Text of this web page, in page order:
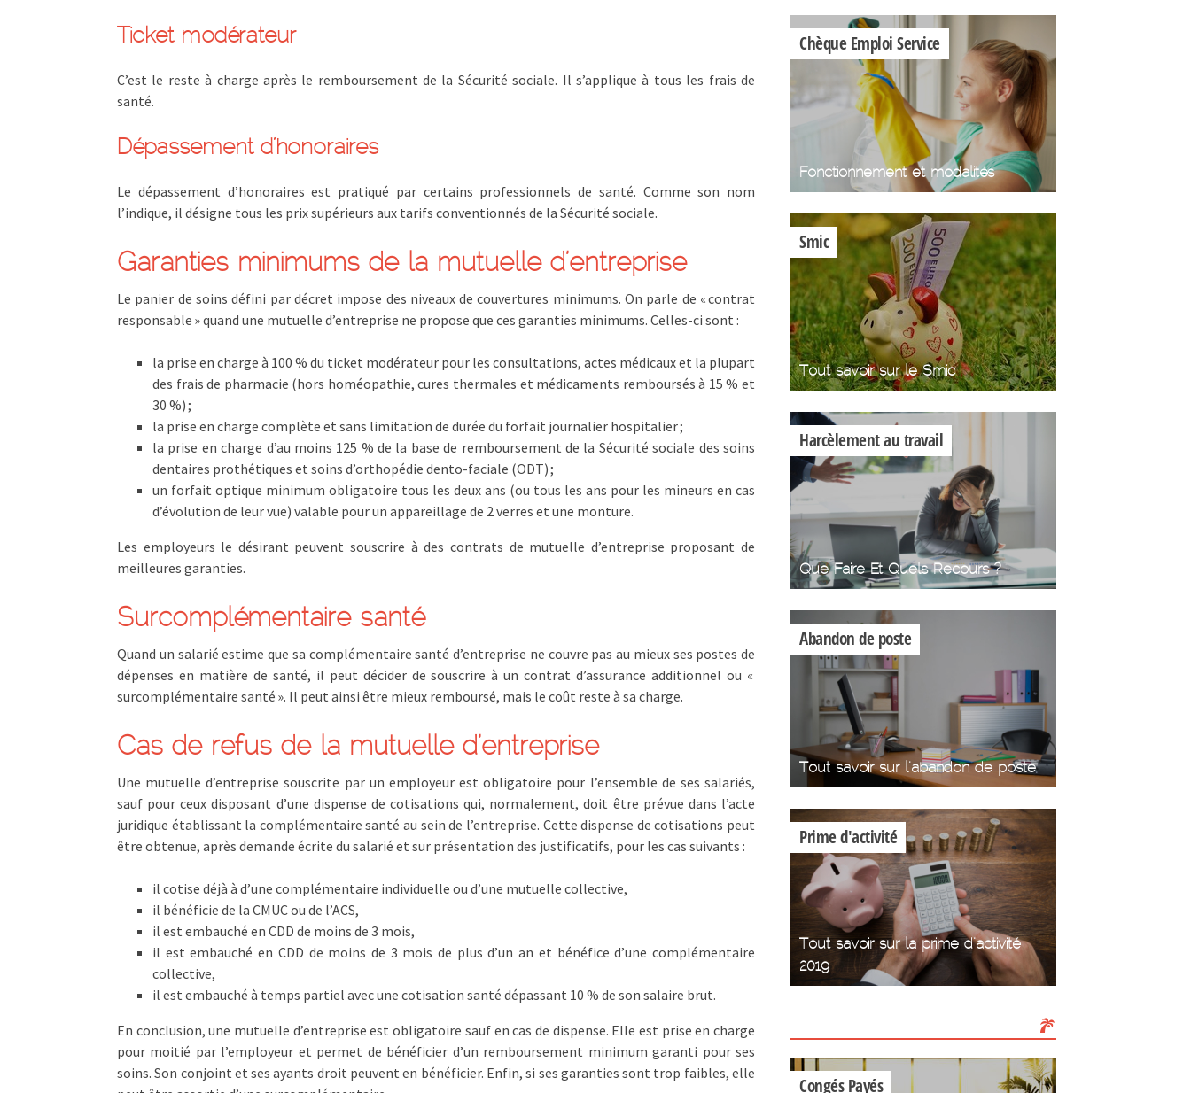
Ticket modérateur
C’est le reste à charge après le remboursement de la Sécurité sociale. Il s’applique à tous les frais de
santé.
Dépassement d’honoraires
Le dépassement d’honoraires est pratiqué par certains professionnels de santé. Comme son nom
l’indique, il désigne tous les prix supérieurs aux tarifs conventionnés de la Sécurité sociale.
Garanties minimums de la mutuelle d’entreprise
Le panier de soins défini par décret impose des niveaux de couvertures minimums. On parle de « contrat
responsable » quand une mutuelle d’entreprise ne propose que ces garanties minimums. Celles-ci sont :
la prise en charge à 100 % du ticket modérateur pour les consultations, actes médicaux et la plupart
des frais de pharmacie (hors homéopathie, cures thermales et médicaments remboursés à 15 % et
30 %) ;
la prise en charge complète et sans limitation de durée du forfait journalier hospitalier ;
la prise en charge d’au moins 125 % de la base de remboursement de la Sécurité sociale des soins
dentaires prothétiques et soins d’orthopédie dento-faciale (ODT) ;
un forfait optique minimum obligatoire tous les deux ans (ou tous les ans pour les mineurs en cas
d’évolution de leur vue) valable pour un appareillage de 2 verres et une monture.
Les employeurs le désirant peuvent souscrire à des contrats de mutuelle d’entreprise proposant de
meilleures garanties.
Surcomplémentaire santé
Quand un salarié estime que sa complémentaire santé d’entreprise ne couvre pas au mieux ses postes de
dépenses en matière de santé, il peut décider de souscrire à un contrat d’assurance additionnel ou «
surcomplémentaire santé ». Il peut ainsi être mieux remboursé, mais le coût reste à sa charge.
Cas de refus de la mutuelle d’entreprise
Une mutuelle d’entreprise souscrite par un employeur est obligatoire pour l’ensemble de ses salariés,
sauf pour ceux disposant d’une dispense de cotisations qui, normalement, doit être prévue dans l’acte
juridique établissant la complémentaire santé au sein de l’entreprise. Cette dispense de cotisations peut
être obtenue, après demande écrite du salarié et sur présentation des justificatifs, pour les cas suivants :
il cotise déjà à d’une complémentaire individuelle ou d’une mutuelle collective,
il bénéficie de la CMUC ou de l’ACS,
il est embauché en CDD de moins de 3 mois,
il est embauché en CDD de moins de 3 mois de plus d’un an et bénéfice d’une complémentaire
collective,
il est embauché à temps partiel avec une cotisation santé dépassant 10 % de son salaire brut.
En conclusion, une mutuelle d’entreprise est obligatoire sauf en cas de dispense. Elle est prise en charge
pour moitié par l’employeur et permet de bénéficier d’un remboursement minimum garanti pour ses
soins. Son conjoint et ses ayants droit peuvent en bénéficier. Enfin, si ses garanties sont trop faibles, elle
Chèque Emploi Service
Fonctionnement et modalités
Smic
Tout savoir sur le Smic
Harcèlement au travail
Que Faire Et Quels Recours ?
Abandon de poste
Tout savoir sur l'abandon de poste
Prime d'activité
Tout savoir sur la prime d'activité
2019
Congés Payés